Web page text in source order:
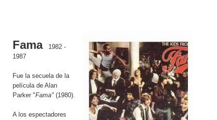
Fama
1982 -
1987
Fue la secuela de la
película de Alan
Parker "Fama" (1980).
A los espectadores